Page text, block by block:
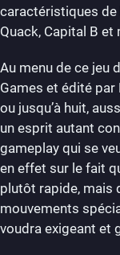
caractéristiques de
Quack, Capital B
Au menu de ce jeu
Games et édité
ou jusqu’à huit,
un esprit autant
gameplay qui se
en effet sur le fait
plutôt rapide, mais
mouvements
voudra exigeant et